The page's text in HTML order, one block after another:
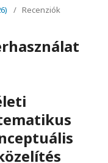
/ Recenziók